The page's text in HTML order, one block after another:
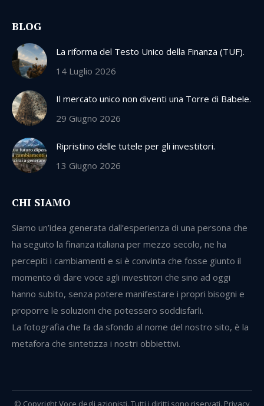
BLOG
La riforma del Testo Unico della Finanza (TUF).
14 Luglio 2026
Il mercato unico non diventi una Torre di Babele.
29 Giugno 2026
Ripristino delle tutele per gli investitori.
13 Giugno 2026
CHI SIAMO
Siamo un’idea generata dall’esperienza di una persona che
ha seguito la finanza italiana per mezzo secolo, ne ha
percepiti i cambiamenti e si è convinta che fosse giunto il
momento di dare voce agli investitori che sino ad oggi
hanno subito, senza potere manifestare i propri bisogni e
proporre le soluzioni che potessero soddisfarli.
La fotografia che fa da sfondo al nome del nostro sito, è la
metafora che sintetizza i nostri obbiettivi.
© Copyright Voce degli azionisti. Tutti i diritti sono riservati. Privacy